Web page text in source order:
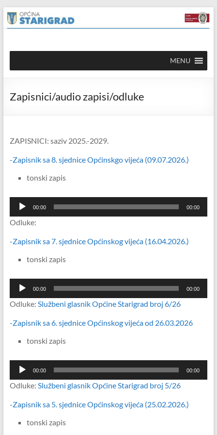
content
Skip
to
content
Općina
Starigrad
mrežna
MENU
Zapisnici/audio zapisi/odluke
ZAPISNICI: saziv 2025.-2029.
-Zapisnik sa 8. sjednice Općinskgo vijeća (09.07.2026.)
tonski zapis
Reproduktor
audiozapisa
00:00 00:00
Odluke:
-Zapisnik sa 7. sjednice Općinskog vijeća (16.04.2026.)
tonski zapis
Reproduktor
audiozapisa
00:00 00:00
Odluke: Službeni glasnik Općine Starigrad broj 6/26
-Zapisnik sa 6. sjednice Općinskog vijeća od 26.03.2026
tonski zapis
Reproduktor
audiozapisa
00:00 00:00
Odluke: Službeni glasnik Općine Starigrad broj 5/26
-Zapisnik sa 5. sjednice Općinskog vijeća (25.02.2026.)
tonski zapis